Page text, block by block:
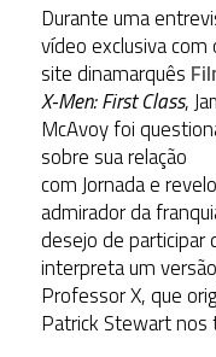
Durante uma
vídeo exclusiva com
site dinamarquês
X-Men: First Class,
McAvoy foi
sobre sua relação
com Jornada e
admirador da
desejo de participar
interpreta um
Professor X, que
Patrick Stewart